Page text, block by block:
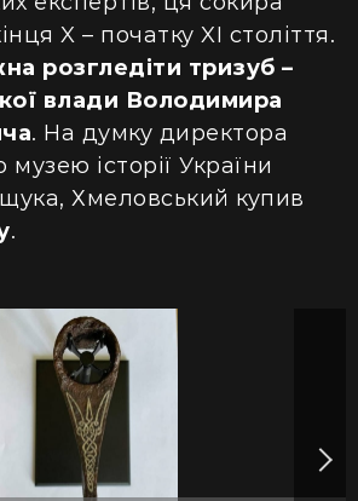
X – початку XI століття.
розгледіти тризуб –
влади Володимира
. На думку директора
історії України
Хмеловський купив
.